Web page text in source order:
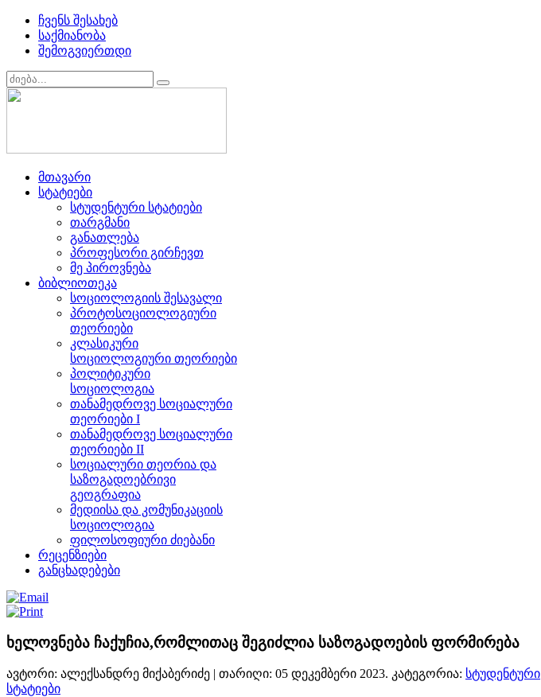
ჩვენს შესახებ
საქმიანობა
შემოგვიერთდი
მთავარი
სტატიები
სტუდენტური სტატიები
თარგმანი
განათლება
პროფესორი გირჩევთ
მე პიროვნება
ბიბლიოთეკა
სოციოლოგიის შესავალი
პროტოსოციოლოგიური
თეორიები
კლასიკური
სოციოლოგიური თეორიები
პოლიტიკური
სოციოლოგია
თანამედროვე სოციალური
თეორიები I
თანამედროვე სოციალური
თეორიები II
სოციალური თეორია და
საზოგადოებრივი
გეოგრაფია
მედიისა და კომუნიკაციის
სოციოლოგია
ფილოსოფიური ძიებანი
რეცენზიები
განცხადებები
ხელოვნება ჩაქუჩია,რომლითაც შეგიძლია საზოგადოების ფორმირება
ავტორი: ალექსანდრე მიქაბერიძე | თარიღი: 05 დეკემბერი 2023. კატეგორია: სტუდენტური
სტატიები